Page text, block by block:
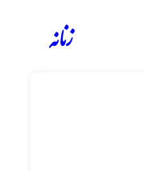
زنانه